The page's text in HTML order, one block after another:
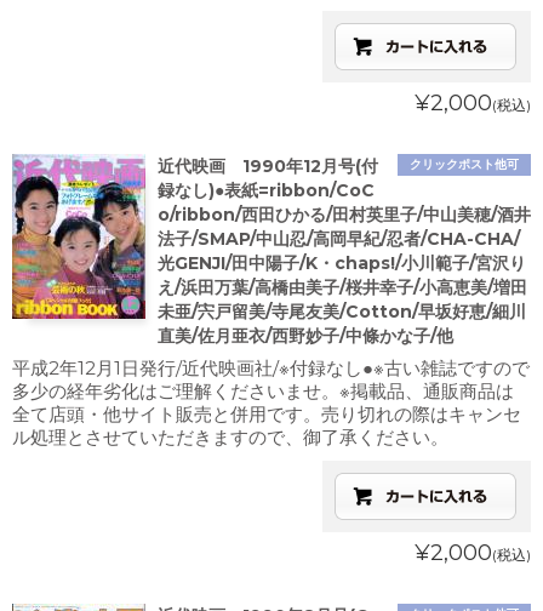
¥2,000(税込)
クリックポスト他可
近代映画 1990年12月号(付
録なし)●表紙=ribbon/CoC
o/ribbon/西田ひかる/田村英里子/中山美穂/酒井
法子/SMAP/中山忍/高岡早紀/忍者/CHA-CHA/
光GENJI/田中陽子/K・chaps!/小川範子/宮沢り
え/浜田万葉/高橋由美子/桜井幸子/小高恵美/増田
未亜/宍戸留美/寺尾友美/Cotton/早坂好恵/細川
直美/佐月亜衣/西野妙子/中條かな子/他
平成2年12月1日発行/近代映画社/※付録なし●※古い雑誌ですので
多少の経年劣化はご理解くださいませ。※掲載品、通販商品は
全て店頭・他サイト販売と併用です。売り切れの際はキャンセ
ル処理とさせていただきますので、御了承ください。
¥2,000(税込)